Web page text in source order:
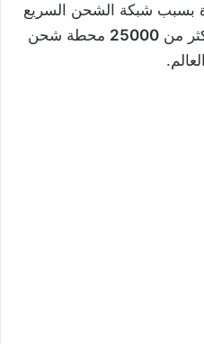
بسبب شبكة الشحن السريع
من 25000 محطة شحن